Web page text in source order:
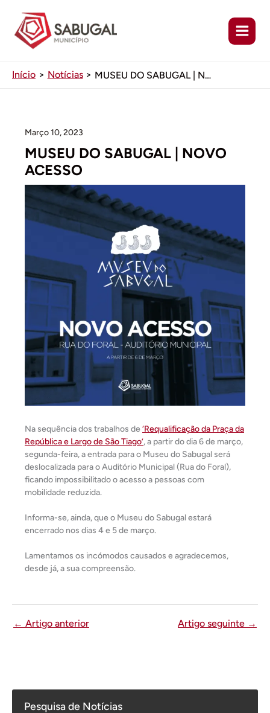
conteúdo
Início Notícias MUSEU DO SABUGAL | NOVO ACESSO
Pesquisa de Notícias
Março 10, 2023
MUSEU DO SABUGAL | NOVO
ACESSO
Na sequência dos trabalhos de‘Requalificação da Praça da
República e Largo de São Tiago’, a partir do dia 6 de março,
segunda-feira, a entrada para o Museu do Sabugal será
deslocalizada para o Auditório Municipal (Rua do Foral),
ficando impossibilitado o acesso a pessoas com
mobilidade reduzida.
Informa-se, ainda, que o Museu do Sabugal estará
encerrado nos dias 4 e 5 de março.
Lamentamos os incómodos causados e agradecemos,
desde já, a sua compreensão.
← Artigo anterior Artigo seguinte →